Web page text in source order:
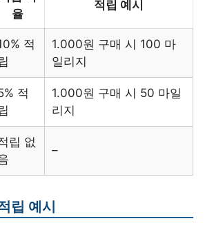
율
적립 예시
적
1.000원 구매 시 100 마
일리지
적
1.000원 구매 시 50 마일
리지
립 없
–
립 예시